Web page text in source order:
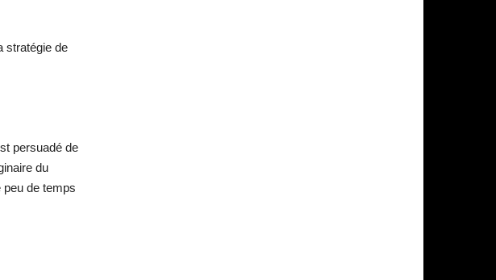
stratégie de
persuadé de
du
peu de temps